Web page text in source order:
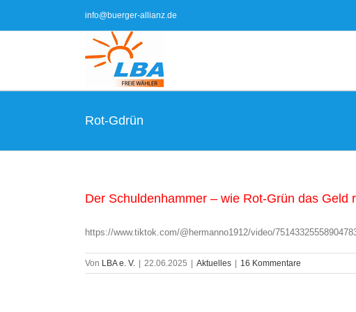
springen
info@buerger-allianz.de
Rot-Gdrün
Der Schuldenhammer – wie Rot-Grün das
https://www.tiktok.com/@hermanno1912/video/
Von LBA e. V. 22.06.2025 Aktuelles 16 Kommentare